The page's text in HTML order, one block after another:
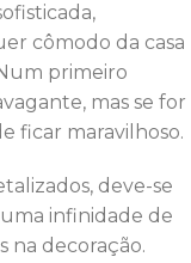
cômodo da casa
primeiro
mas se for
ficar maravilhoso.
deve-se
infinidade de
na decoração.